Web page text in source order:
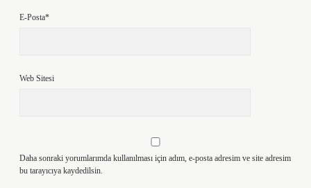
E-Posta*
Web Sitesi
Daha sonraki yorumlarımda kullanılması için adım, e-posta adresim ve site adresim
bu tarayıcıya kaydedilsin.